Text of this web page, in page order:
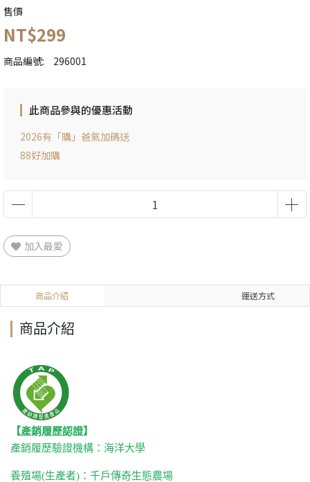
售價
NT$299
商品編號: 296001
此商品參與的優惠活動
2026有「購」爸氣加碼送
88好加購
加入最愛
商品介紹 運送方式
商品介紹
【產銷履歷認證】
產銷履歷驗證機構：海洋大學
養殖場(生產者)：千戶傳奇生態農場